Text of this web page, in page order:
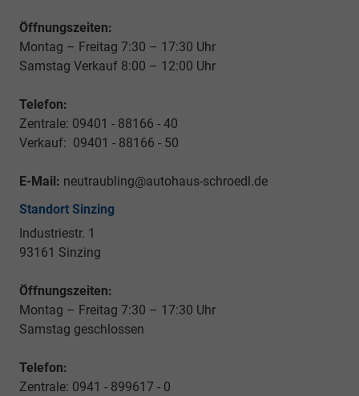
Öffnungszeiten:
Montag – Freitag 7:30 – 17:30 Uhr
Samstag Verkauf 8:00 – 12:00 Uhr
Telefon:
Zentrale: 09401 - 88166 - 40
Verkauf: 09401 - 88166 - 50
E-Mail: neutraubling@autohaus-schroedl.de
Standort Sinzing
Industriestr. 1
93161 Sinzing
Öffnungszeiten:
Montag – Freitag 7:30 – 17:30 Uhr
Samstag geschlossen
Telefon:
Zentrale: 0941 - 899617 - 0